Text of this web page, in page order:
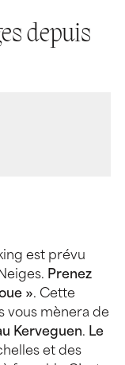
depuis
est prévu
Prenez
». Cette
vous mènera de
Kerveguen. Le
et des